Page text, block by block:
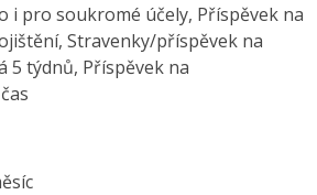
i pro soukromé účely, Příspěvek na
Stravenky/příspěvek na
5 týdnů, Příspěvek na